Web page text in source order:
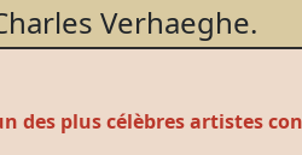
Verhaeghe.
des plus célèbres